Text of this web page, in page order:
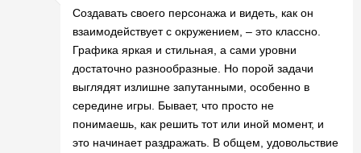
Создавать своего персонажа и видеть, как он
взаимодействует с окружением, – это классно.
Графика яркая и стильная, а сами уровни
достаточно разнообразные. Но порой задачи
выглядят излишне запутанными, особенно в
середине игры. Бывает, что просто не
понимаешь, как решить тот или иной момент, и
это начинает раздражать. В общем, удовольствие